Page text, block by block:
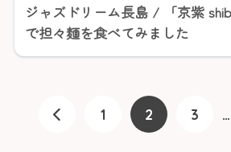
ジャズドリーム長島 / 「京紫
で担々麺を食べてみました
1 2 3 …